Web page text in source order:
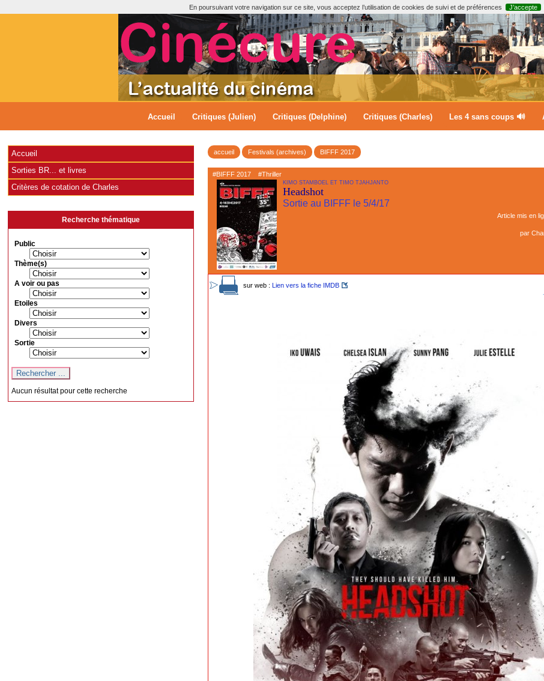
En poursuivant votre navigation sur ce site, vous acceptez l’utilisation de cookies de suivi et de préférences J’accepte
Accueil Critiques (Julien) Critiques (Delphine) Critiques (Charles) Les 4 sans coups 🔊
accueil Festivals (archives) BIFFF 2017
#BIFFF 2017 #Thriller
KIMO STAMBOEL ET TIMO TJAHJANTO
Headshot
Sortie au BIFFF le 5/4/17
Article mis en
par
sur web : Lien vers la fiche IMDB
Accueil
Sorties BR... et livres
Critères de cotation de Charles
Recherche thématique
Public
Thème(s)
A voir ou pas
Etoiles
Divers
Sortie
Aucun résultat pour cette recherche